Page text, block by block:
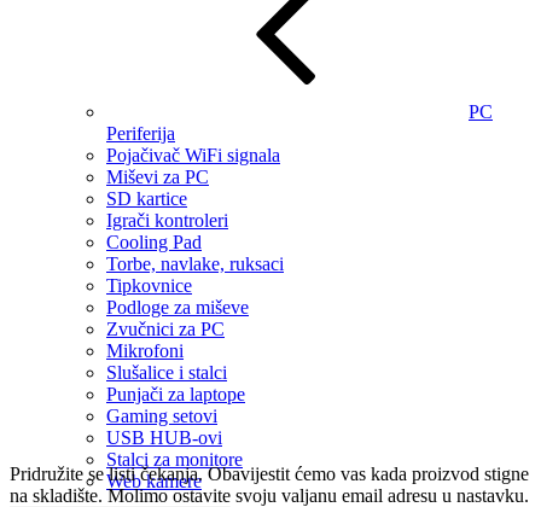
PC
Periferija
Pojačivač WiFi signala
Miševi za PC
SD kartice
Igrači kontroleri
Cooling Pad
Torbe, navlake, ruksaci
Tipkovnice
Podloge za miševe
Zvučnici za PC
Mikrofoni
Slušalice i stalci
Punjači za laptope
Gaming setovi
USB HUB-ovi
Stalci za monitore
Web kamere
Pridružite se listi čekanja. Obavijestit ćemo vas kada proizvod stigne
na skladište. Molimo ostavite svoju valjanu email adresu u nastavku.